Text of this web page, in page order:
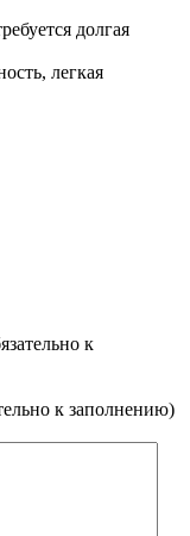
долгая
легкая
к
к заполнению)